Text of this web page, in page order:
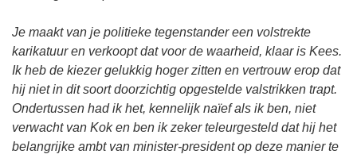
Je maakt van je politieke tegenstander een volstrekte
karikatuur en verkoopt dat voor de waarheid, klaar is Kees.
Ik heb de kiezer gelukkig hoger zitten en vertrouw erop dat
hij niet in dit soort doorzichtig opgestelde valstrikken trapt.
Ondertussen had ik het, kennelijk naïef als ik ben, niet
verwacht van Kok en ben ik zeker teleurgesteld dat hij het
belangrijke ambt van minister-president op deze manier te